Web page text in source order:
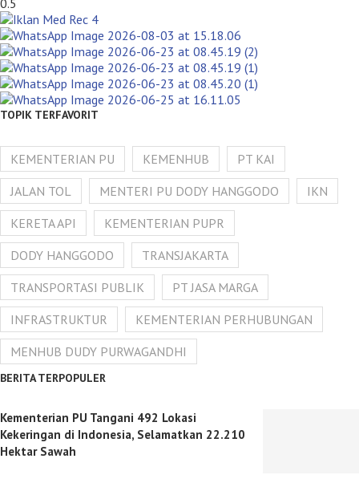
TOPIK TERFAVORIT
KEMENTERIAN PU KEMENHUB
PT KAI
JALAN TOL
MENTERI PU DODY HANGGODO
IKN
KERETA API
KEMENTERIAN PUPR
DODY HANGGODO
TRANSJAKARTA
TRANSPORTASI PUBLIK
PT JASA MARGA
INFRASTRUKTUR
KEMENTERIAN PERHUBUNGAN
MENHUB DUDY PURWAGANDHI
BERITA TERPOPULER
Kementerian PU Tangani 492 Lokasi
Kekeringan di Indonesia, Selamatkan 22.210
Hektar Sawah